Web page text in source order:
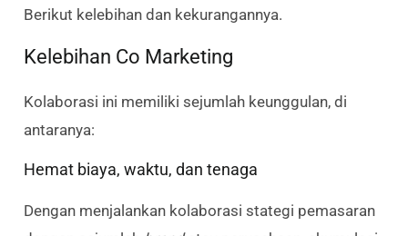
Berikut kelebihan dan kekurangannya.
Kelebihan Co Marketing
Kolaborasi ini memiliki sejumlah keunggulan, di
antaranya:
Hemat biaya, waktu, dan tenaga
Dengan menjalankan kolaborasi stategi pemasaran